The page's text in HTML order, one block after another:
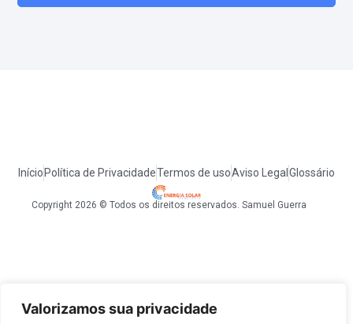
Valorizamos sua privacidade
Início Política de PrivacidadeTermos de usoAviso Legal Glossário
Copyright 2026 © Todos os direitos reservados. Samuel Guerra